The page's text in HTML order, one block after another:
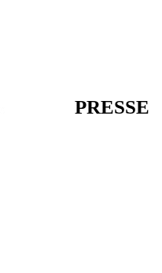
PRESSE